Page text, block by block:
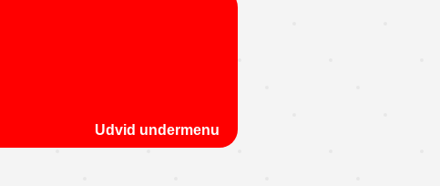
Udvid undermenu